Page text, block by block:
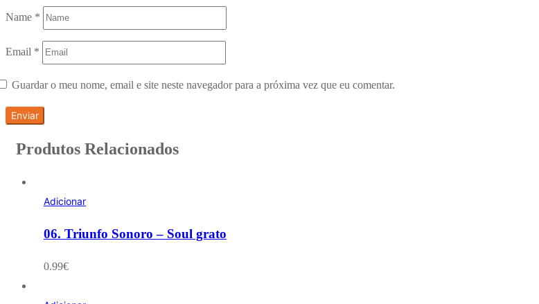
Name *
Email *
Guardar o meu nome, email e site neste navegador para a próxima vez que eu comentar.
Produtos Relacionados
Adicionar
06. Triunfo Sonoro – Soul grato
0.99€